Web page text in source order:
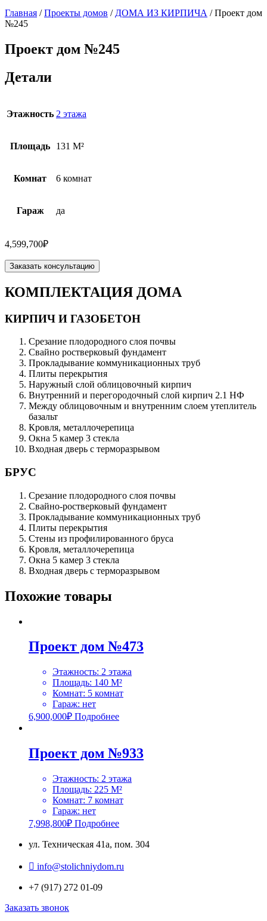
Главная /Проекты домов / ДОМА ИЗ КИРПИЧА / Проект дом
№245
Проект дом №245
Детали
Этажность 2 этажа
Площадь 131 M²
Комнат 6 комнат
Гараж да
4,599,700₽
Заказать консультацию
КОМПЛЕКТАЦИЯ ДОМА
КИРПИЧ И ГАЗОБЕТОН
Срезание плодородного слоя почвы
Свайно ростверковый фундамент
Прокладывание коммуникационных труб
Плиты перекрытия
Наружный слой облицовочный кирпич
Внутренний и перегородочный слой кирпич 2.1 НФ
Между облицовочным и внутренним слоем утеплитель
базальт
Кровля, металлочерепица
Окна 5 камер 3 стекла
Входная дверь с терморазрывом
БРУС
Срезание плодородного слоя почвы
Свайно-ростверковый фундамент
Прокладывание коммуникационных труб
Плиты перекрытия
Стены из профилированного бруса
Кровля, металлочерепица
Окна 5 камер 3 стекла
Входная дверь с терморазрывом
Похожие товары
Проект дом №473
Этажность: 2 этажа
Площадь: 140 М²
Комнат: 5 комнат
Гараж: нет
6,900,000₽ Подробнее
Проект дом №933
Этажность: 2 этажа
Площадь: 225 M²
Комнат: 7 комнат
Гараж: нет
7,998,800₽ Подробнее
ул. Техническая 41а, пом. 304
info@stolichniydom.ru
+7 (917) 272 01-09
Заказать звонок